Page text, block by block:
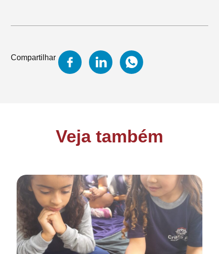
Compartilhar
Veja também